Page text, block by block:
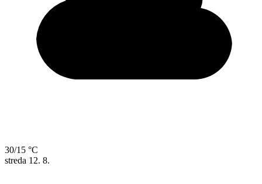
30/15 °C
streda 12. 8.